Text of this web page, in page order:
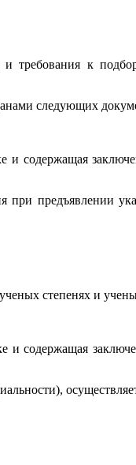
требования к
следующих
и содержащая
при предъявлении
степенях и
и содержащая